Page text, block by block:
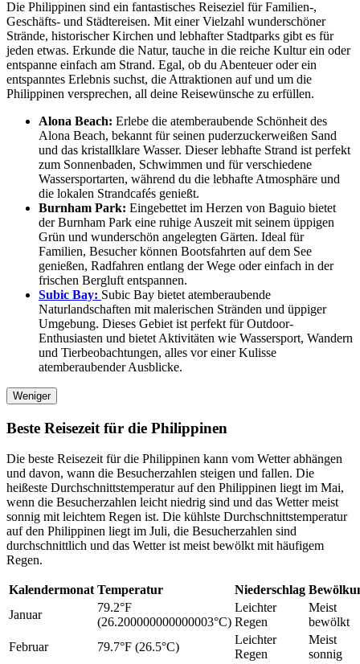
Die Philippinen sind ein fantastisches Reiseziel für Familien-,
Geschäfts- und Städtereisen. Mit einer Vielzahl wunderschöner
Strände, historischer Kirchen und lebhafter Stadtparks gibt es für
jeden etwas. Erkunde die Natur, tauche in die reiche Kultur ein oder
entspanne einfach am Strand. Egal, ob du Abenteuer oder ein
entspanntes Erlebnis suchst, die Attraktionen auf und um die
Philippinen versprechen, all deine Reisewünsche zu erfüllen.
Alona Beach: Erlebe die atemberaubende Schönheit des
Alona Beach, bekannt für seinen puderzuckerweißen Sand
und das kristallklare Wasser. Dieser lebhafte Strand ist perfekt
zum Sonnenbaden, Schwimmen und für verschiedene
Wassersportarten, während du die lebhafte Atmosphäre und
die lokalen Strandcafés genießt.
Burnham Park: Eingebettet im Herzen von Baguio bietet
der Burnham Park eine ruhige Auszeit mit seinem üppigen
Grün und wunderschön angelegten Gärten. Ideal für
Familien, Besucher können Bootsfahrten auf dem See
genießen, Radfahren entlang der Wege oder einfach in der
frischen Bergluft entspannen.
Subic Bay: Subic Bay bietet atemberaubende
Naturlandschaften mit malerischen Stränden und üppiger
Umgebung. Dieses Gebiet ist perfekt für Outdoor-
Enthusiasten und bietet Aktivitäten wie Wassersport, Wandern
und Tierbeobachtungen, alles vor einer Kulisse
atemberaubender Ausblicke.
Weniger
Beste Reisezeit für die Philippinen
Die beste Reisezeit für die Philippinen kann vom Wetter abhängen
und davon, wann die Besucherzahlen steigen und fallen. Die
heißeste Durchschnittstemperatur auf den Philippinen liegt im Mai,
wenn die Besucherzahlen leicht niedrig sind und das Wetter meist
sonnig mit leichtem Regen ist. Die kühlste Durchschnittstemperatur
auf den Philippinen liegt im Juli, die Besucherzahlen sind
durchschnittlich und das Wetter ist meist bewölkt mit häufigem
Regen.
Kalendermonat Temperatur Niederschlag
Januar
79.2°F
(26.200000000000003°C)
Leichter
Regen
Meist
bewölkt
Februar
79.7°F (26.5°C)
Leichter
Regen
Meist
sonnig